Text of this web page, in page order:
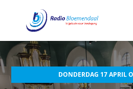
DONDERDAG 17 APRIL